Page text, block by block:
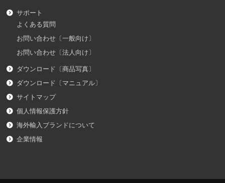
サポート
よくある質問
お問い合わせ〔一般向け〕
お問い合わせ〔法人向け〕
ダウンロード〔商品写真〕
ダウンロード〔マニュアル〕
サイトマップ
個人情報保護方針
海外輸入ブランドについて
企業情報